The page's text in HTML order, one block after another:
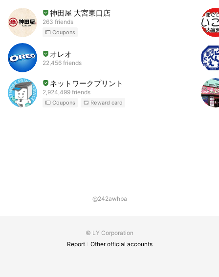
神田屋 大宮東口店
263 friends
Coupons
オレオ
22,456 friends
ネットワークプリント
2,924,499 friends
Coupons Reward card
@242awhba
© LY Corporation
Report
Other official accounts